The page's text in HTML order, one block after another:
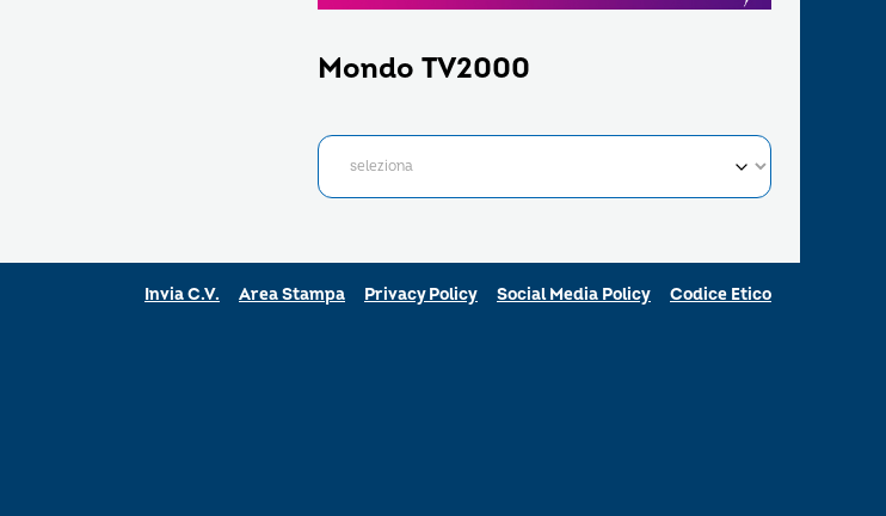
Mondo TV2000
Invia C.V. Area Stampa Privacy Policy Social Media Policy Codice Etico